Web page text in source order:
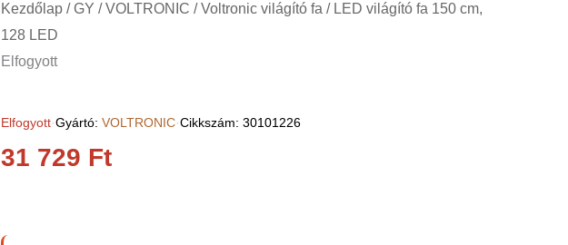
Kezdőlap/GY /VOLTRONIC /Voltronic világító fa / LED világító fa 150 cm,
128 LED
31 729 Ft
Elfogyott
Elfogyott·Gyártó: VOLTRONIC·Cikkszám: 30101226